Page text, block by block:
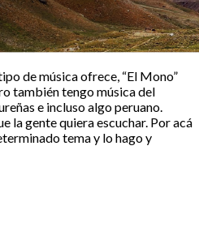
de música ofrece, “El Mono”
también tengo música del
e incluso algo peruano.
la gente quiera escuchar. Por acá
tema y lo hago y